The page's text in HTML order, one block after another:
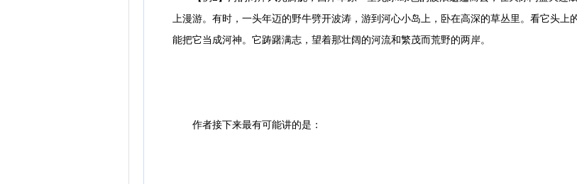
上漫游。有时，一头年迈的野牛劈开波涛，游到河心小岛上，卧在高深的草丛里。看它头
能把它当成河神。它踌躇满志，望着那壮阔的河流和繁茂而荒野的两岸。
作者接下来最有可能讲的是：